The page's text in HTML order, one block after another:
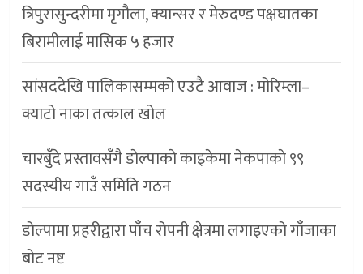
त्रिपुरासुन्दरीमा मृगौला, क्यान्सर र मेरुदण्ड पक्षघातका
बिरामीलाई मासिक ५ हजार
सांसददेखि पालिकासम्मको एउटै आवाज : मोरिम्ला–
क्याटो नाका तत्काल खोल
चारबुँदे प्रस्तावसँगै डाेल्पाकाे काइकेमा नेकपाकाे ९९
सदस्यीय गाउँ समिति गठन
डोल्पामा प्रहरीद्वारा पाँच रोपनी क्षेत्रमा लगाइएको गाँजाका
बोट नष्ट